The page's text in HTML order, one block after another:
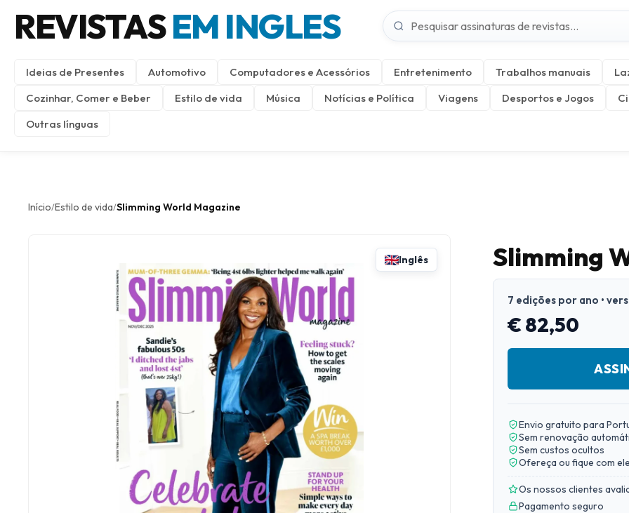
REVISTASEM INGLES
Ideias de Presentes Automotivo Computadores e Acessórios Entretenimento Trabalhos manuais
Cozinhar, Comer e Beber
Estilo de vida Música Notícias e Política Viagens Desportos e Jogos
Outras línguas
Início/Estilo de vida/Slimming World Magazine
Inglês Slimming
7 edições por ano •
€ 82,50
Envio gratuito para
Sem renovação
Sem custos ocultos
Ofereça ou fique com
Os nossos clientes
Pagamento seguro